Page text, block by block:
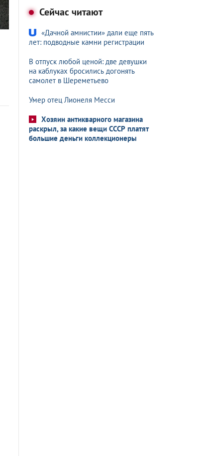
Сейчас читают
«Дачной амнистии» дали еще пять
лет: подводные камни регистрации
В отпуск любой ценой: две девушки
на каблуках бросились догонять
самолет в Шереметьево
Умер отец Лионеля Месси
Хозяин антикварного магазина
раскрыл, за какие вещи СССР платят
большие деньги коллекционеры